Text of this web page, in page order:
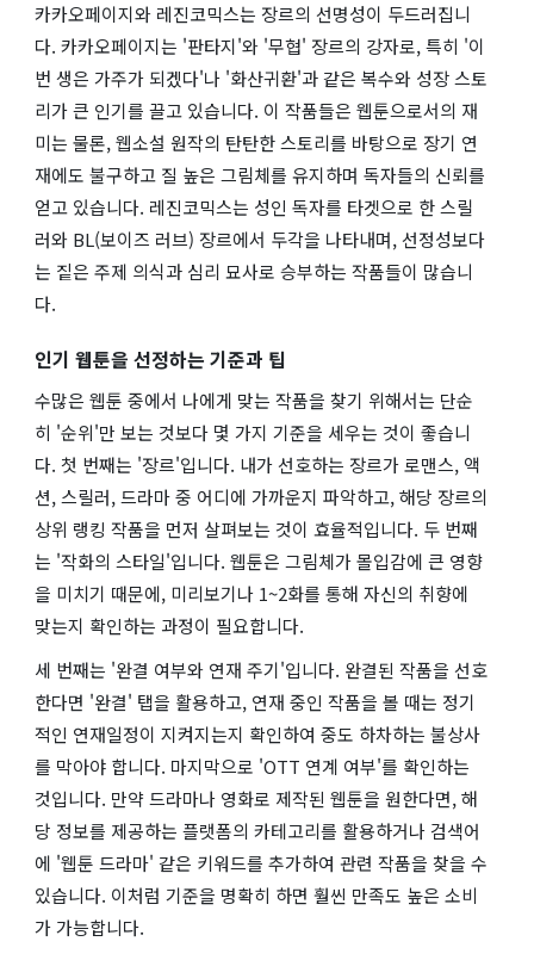
카카오페이지와 레진코믹스는 장르의 선명성이 두드러집니
다. 카카오페이지는 '판타지'와 '무협' 장르의 강자로, 특히 '이
번 생은 가주가 되겠다'나 '화산귀환'과 같은 복수와 성장 스토
리가 큰 인기를 끌고 있습니다. 이 작품들은 웹툰으로서의 재
미는 물론, 웹소설 원작의 탄탄한 스토리를 바탕으로 장기 연
재에도 불구하고 질 높은 그림체를 유지하며 독자들의 신뢰를
얻고 있습니다. 레진코믹스는 성인 독자를 타겟으로 한 스릴
러와 BL(보이즈 러브) 장르에서 두각을 나타내며, 선정성보다
는 짙은 주제 의식과 심리 묘사로 승부하는 작품들이 많습니
다.
인기 웹툰을 선정하는 기준과 팁
수많은 웹툰 중에서 나에게 맞는 작품을 찾기 위해서는 단순
히 '순위'만 보는 것보다 몇 가지 기준을 세우는 것이 좋습니
다. 첫 번째는 '장르'입니다. 내가 선호하는 장르가 로맨스, 액
션, 스릴러, 드라마 중 어디에 가까운지 파악하고, 해당 장르의
상위 랭킹 작품을 먼저 살펴보는 것이 효율적입니다. 두 번째
는 '작화의 스타일'입니다. 웹툰은 그림체가 몰입감에 큰 영향
을 미치기 때문에, 미리보기나 1~2화를 통해 자신의 취향에
맞는지 확인하는 과정이 필요합니다.
세 번째는 '완결 여부와 연재 주기'입니다. 완결된 작품을 선호
한다면 '완결' 탭을 활용하고, 연재 중인 작품을 볼 때는 정기
적인 연재일정이 지켜지는지 확인하여 중도 하차하는 불상사
를 막아야 합니다. 마지막으로 'OTT 연계 여부'를 확인하는
것입니다. 만약 드라마나 영화로 제작된 웹툰을 원한다면, 해
당 정보를 제공하는 플랫폼의 카테고리를 활용하거나 검색어
에 '웹툰 드라마' 같은 키워드를 추가하여 관련 작품을 찾을 수
있습니다. 이처럼 기준을 명확히 하면 훨씬 만족도 높은 소비
가 가능합니다.